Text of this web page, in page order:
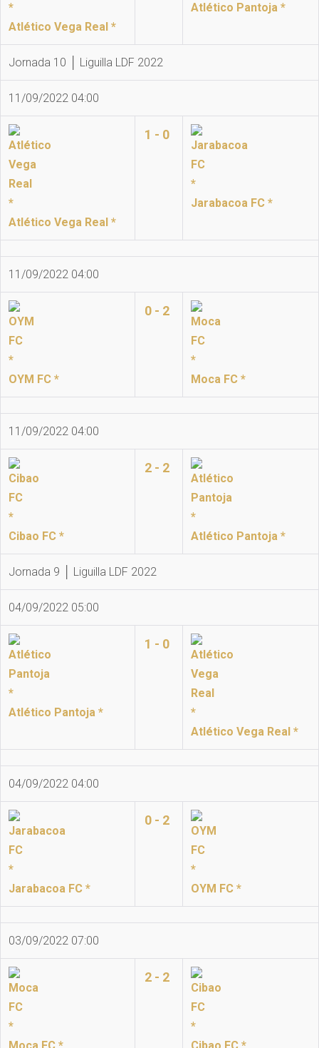
Atlético Vega Real *
Atlético Pantoja *
Jornada 10 │ Liguilla LDF 2022
11/09/2022 04:00
Atlético Vega Real *
1 - 0
Jarabacoa FC *
11/09/2022 04:00
OYM FC *
0 - 2
Moca FC *
11/09/2022 04:00
Cibao FC *
2 - 2
Atlético Pantoja *
Jornada 9 │ Liguilla LDF 2022
04/09/2022 05:00
Atlético Pantoja *
1 - 0
Atlético Vega Real *
04/09/2022 04:00
Jarabacoa FC *
0 - 2
OYM FC *
03/09/2022 07:00
2 - 2